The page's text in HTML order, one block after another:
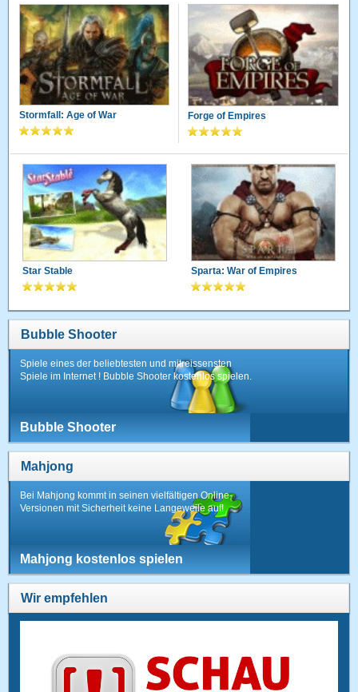
Stormfall: Age of War Forge of Empires
Star Stable Sparta: War of Empires
Bubble Shooter
Spiele eines der beliebtesten und mitreissensten
Spiele im Internet ! Bubble Shooter kostenlos spielen.
Bubble Shooter
Mahjong
Bei Mahjong kommt in seinen vielfältigen Online-
Versionen mit Sicherheit keine Langeweile auf!
Mahjong kostenlos spielen
Wir empfehlen